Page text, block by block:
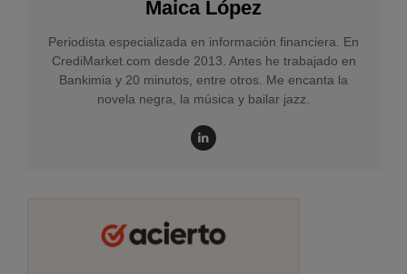
Maica López
Periodista especializada en información financiera. En
CrediMarket.com desde 2013. Antes he trabajado en
Bankimia y 20 minutos, entre otros. Me encanta la
novela negra, la música y bailar jazz.